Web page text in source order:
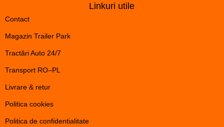
Linkuri utile
Contact
Magazin Trailer Park
Tractări Auto 24/7
Transport RO–PL
Livrare & retur
Politica cookies
Politica de confidentialitate